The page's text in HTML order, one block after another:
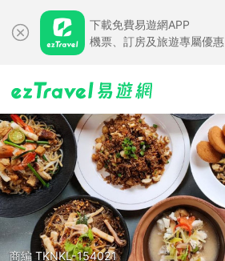
下載免費易遊網APP
機票、訂房及旅遊專屬優惠
商編 TKNKL-154021